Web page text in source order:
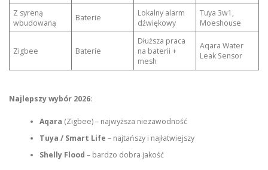
Z syreną
wbudowaną
Baterie
Lokalny alarm
dźwiękowy
Tuya 3w1,
Moeshouse
Zigbee Baterie
Dłuższa praca
na baterii +
mesh
Aqara Water
Leak Sensor
Najlepszy wybór 2026:
Aqara (Zigbee) – najwyższa niezawodność
Tuya / Smart Life – najtańszy i najłatwiejszy
Shelly Flood – bardzo dobra jakość